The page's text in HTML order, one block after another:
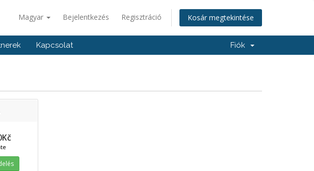
Magyar Bejelentkezés Regisztráció Kosár megtekintése
Kapcsolat Fiók